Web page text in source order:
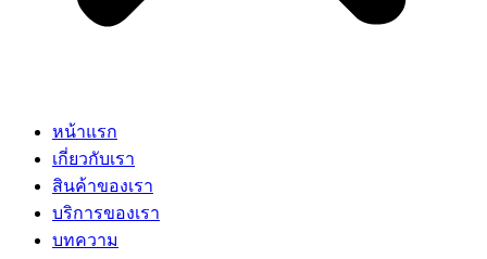
หน้าแรก
เกี่ยวกับเรา
สินค้าของเรา
บริการของเรา
บทความ